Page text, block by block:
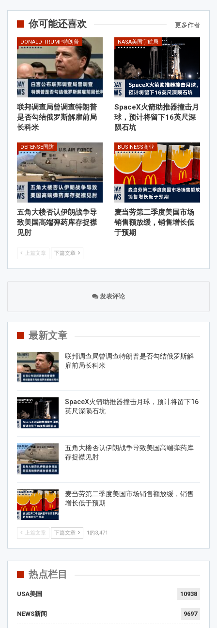
你可能还喜欢 更多作者
DONALD TRUMP特朗普
联邦调查局曾调查特朗普
是否勾结俄罗斯解雇前局
长科米
NASA美国宇航局
SpaceX火箭助推器撞击月
球，预计将留下16英尺深
陨石坑
DEFENSE国防
五角大楼否认伊朗战争导
致美国高端弹药库存捉襟
见肘
BUSINESS商业
麦当劳第二季度美国市场
销售额放缓，销售增长低
于预期
上篇文章 下篇文章
发表评论
最新文章
联邦调查局曾调查特朗普是否勾结俄罗斯解
雇前局长科米
SpaceX火箭助推器撞击月球，预计将留下16
英尺深陨石坑
五角大楼否认伊朗战争导致美国高端弹药库
存捉襟见肘
麦当劳第二季度美国市场销售额放缓，销售
增长低于预期
上篇文章 下篇文章 1的3,471
热点栏目
USA美国 10938
NEWS新闻 9697